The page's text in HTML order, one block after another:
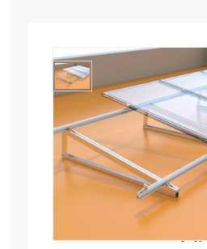
تركيب الألواح
ذات
السقف المسطح
الشمسية للسقف المسطح